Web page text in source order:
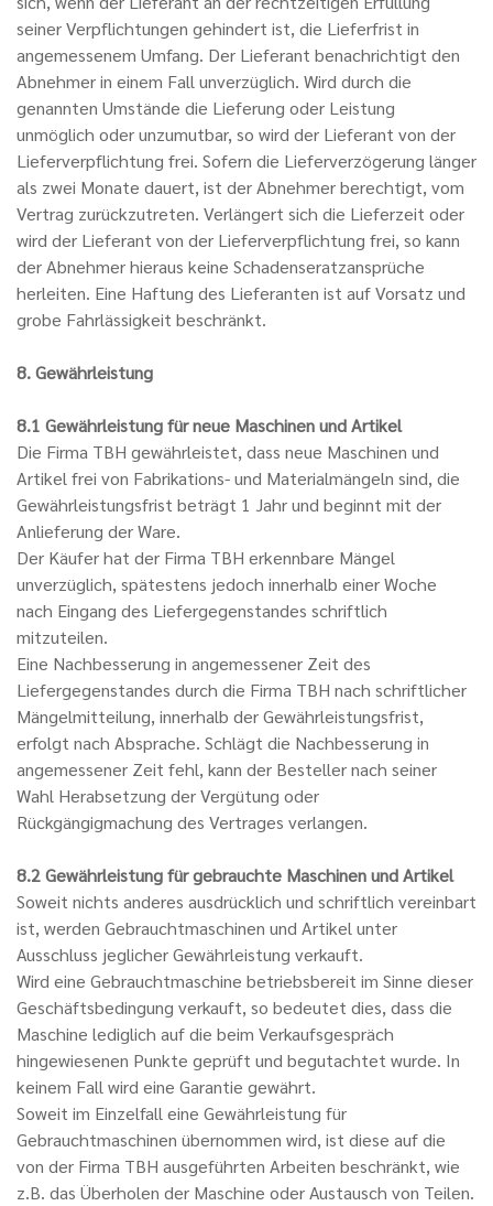
seiner Verpflichtungen gehindert ist, die Lieferfrist in
angemessenem Umfang. Der Lieferant benachrichtigt den
Abnehmer in einem Fall unverzüglich. Wird durch die
genannten Umstände die Lieferung oder Leistung
unmöglich oder unzumutbar, so wird der Lieferant von der
Lieferverpflichtung frei. Sofern die Lieferverzögerung länger
als zwei Monate dauert, ist der Abnehmer berechtigt, vom
Vertrag zurückzutreten. Verlängert sich die Lieferzeit oder
wird der Lieferant von der Lieferverpflichtung frei, so kann
der Abnehmer hieraus keine Schadenseratzansprüche
herleiten. Eine Haftung des Lieferanten ist auf Vorsatz und
grobe Fahrlässigkeit beschränkt.
8. Gewährleistung
8.1 Gewährleistung für neue Maschinen und Artikel
Die Firma TBH gewährleistet, dass neue Maschinen und
Artikel frei von Fabrikations- und Materialmängeln sind, die
Gewährleistungsfrist beträgt 1 Jahr und beginnt mit der
Anlieferung der Ware.
Der Käufer hat der Firma TBH erkennbare Mängel
unverzüglich, spätestens jedoch innerhalb einer Woche
nach Eingang des Liefergegenstandes schriftlich
mitzuteilen.
Eine Nachbesserung in angemessener Zeit des
Liefergegenstandes durch die Firma TBH nach schriftlicher
Mängelmitteilung, innerhalb der Gewährleistungsfrist,
erfolgt nach Absprache. Schlägt die Nachbesserung in
angemessener Zeit fehl, kann der Besteller nach seiner
Wahl Herabsetzung der Vergütung oder
Rückgängigmachung des Vertrages verlangen.
8.2 Gewährleistung für gebrauchte Maschinen und Artikel
Soweit nichts anderes ausdrücklich und schriftlich vereinbart
ist, werden Gebrauchtmaschinen und Artikel unter
Ausschluss jeglicher Gewährleistung verkauft.
Wird eine Gebrauchtmaschine betriebsbereit im Sinne dieser
Geschäftsbedingung verkauft, so bedeutet dies, dass die
Maschine lediglich auf die beim Verkaufsgespräch
hingewiesenen Punkte geprüft und begutachtet wurde. In
keinem Fall wird eine Garantie gewährt.
Soweit im Einzelfall eine Gewährleistung für
Gebrauchtmaschinen übernommen wird, ist diese auf die
von der Firma TBH ausgeführten Arbeiten beschränkt, wie
z.B. das Überholen der Maschine oder Austausch von Teilen.